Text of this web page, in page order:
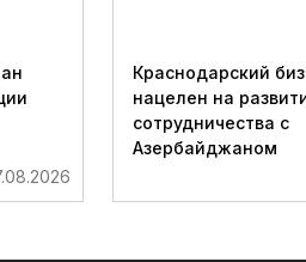
Краснодарский
нацелен на
сотрудничества с
Азербайджаном